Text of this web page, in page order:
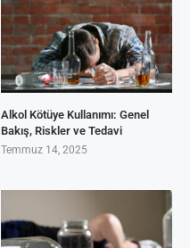
Alkol Kötüye Kullanımı: Genel
Bakış, Riskler ve Tedavi
Temmuz 14, 2025